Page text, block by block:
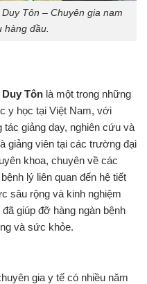
Tôn – Chuyên gia nam
hàng đầu.
Tôn là một trong những
y học tại Việt Nam, với
tác giảng dạy, nghiên cứu và
giảng viên tại các trường đại
khoa, chuyên về các
lý liên quan đến hệ tiết
sâu rộng và kinh nghiệm
giúp đỡ hàng ngàn bệnh
và sức khỏe.
gia y tế có nhiều năm